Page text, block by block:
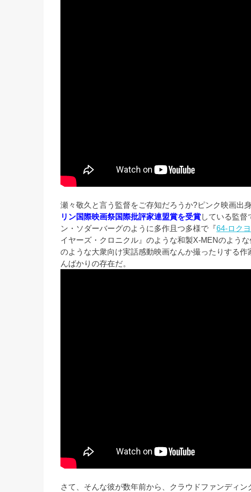
瀬々敬久と言う監督をご存知だろうか?ピンク映画出身
リン国際映画祭国際批評家連盟賞を受賞している監
ン・ソダーバーグのように多作且つ多様で『64-ロク
イヤーズ・クロニクル』のような和製X-MENのよう
のような大衆向け実話感動映画なんか撮ったりする
んばかりの存在だ。
さて、そんな彼が数年前から、クラウドファンディ